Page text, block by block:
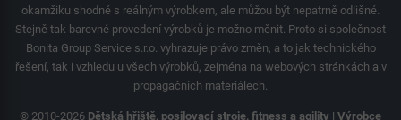
okamžiku shodné s reálným výrobkem, ale můžou být nepatrně odlišné.
Stejně tak barevné provedení výrobků je možno měnit. Proto si společnost
Bonita Group Service s.r.o. vyhrazuje právo změn, a to jak technického
řešení, tak i vzhledu u všech výrobků, zejména na webových stránkách a v
propagačních materiálech.
© 2010-2026 Dětská hřiště, posilovací stroje, fitness a agility | Výrobce